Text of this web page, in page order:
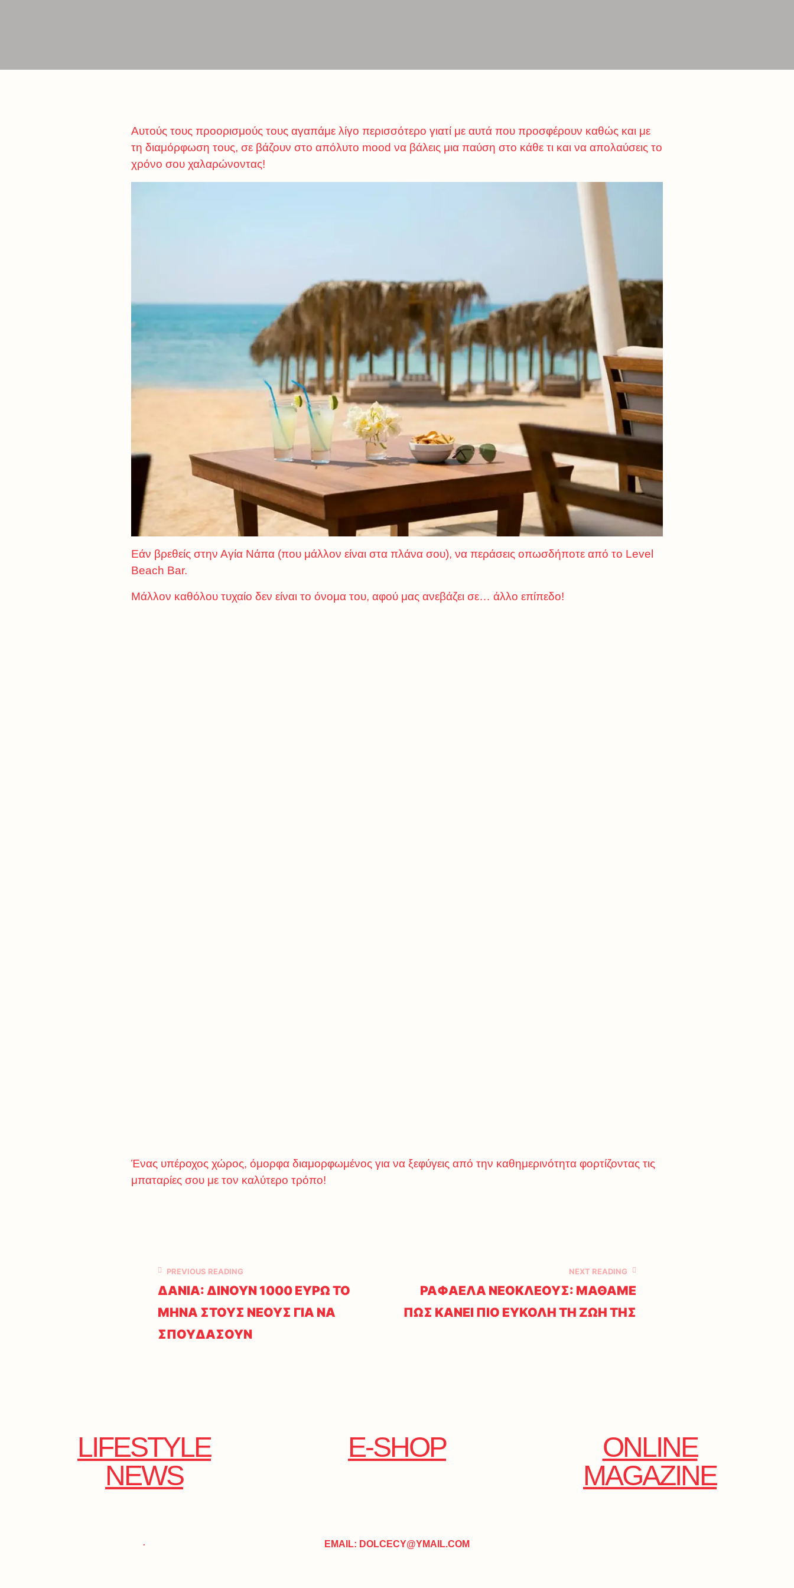
Αυτούς τους προορισμούς τους αγαπάμε λίγο περισσότερο γιατί με αυτά που προσφέρουν καθώς και με
τη διαμόρφωση τους, σε βάζουν στο απόλυτο mood να βάλεις μια παύση στο κάθε τι και να απολαύσεις το
χρόνο σου χαλαρώνοντας!
Εάν βρεθείς στην Αγία Νάπα (που μάλλον είναι στα πλάνα σου), να περάσεις οπωσδήποτε από το Level
Beach Bar.
Μάλλον καθόλου τυχαίο δεν είναι το όνομα του, αφού μας ανεβάζει σε… άλλο επίπεδο!
Ένας υπέροχος χώρος, όμορφα διαμορφωμένος για να ξεφύγεις από την καθημερινότητα φορτίζοντας τις
μπαταρίες σου με τον καλύτερο τρόπο!
PREVIOUS READING
ΔΑΝΙΑ: ΔΙΝΟΥΝ 1000 ΕΥΡΩ ΤΟ
ΜΗΝΑ ΣΤΟΥΣ ΝΕΟΥΣ ΓΙΑ ΝΑ
ΣΠΟΥΔΑΣΟΥΝ
NEXT READING
ΡΑΦΑΕΛΑ ΝΕΟΚΛΕΟΥΣ: ΜΑΘΑΜΕ
ΠΩΣ ΚΑΝΕΙ ΠΙΟ ΕΥΚΟΛΗ ΤΗ ΖΩΗ ΤΗΣ
LIFESTYLE
NEWS
E-SHOP
ONLINE
MAGAZINE
. EMAIL: DOLCECY@YMAIL.COM